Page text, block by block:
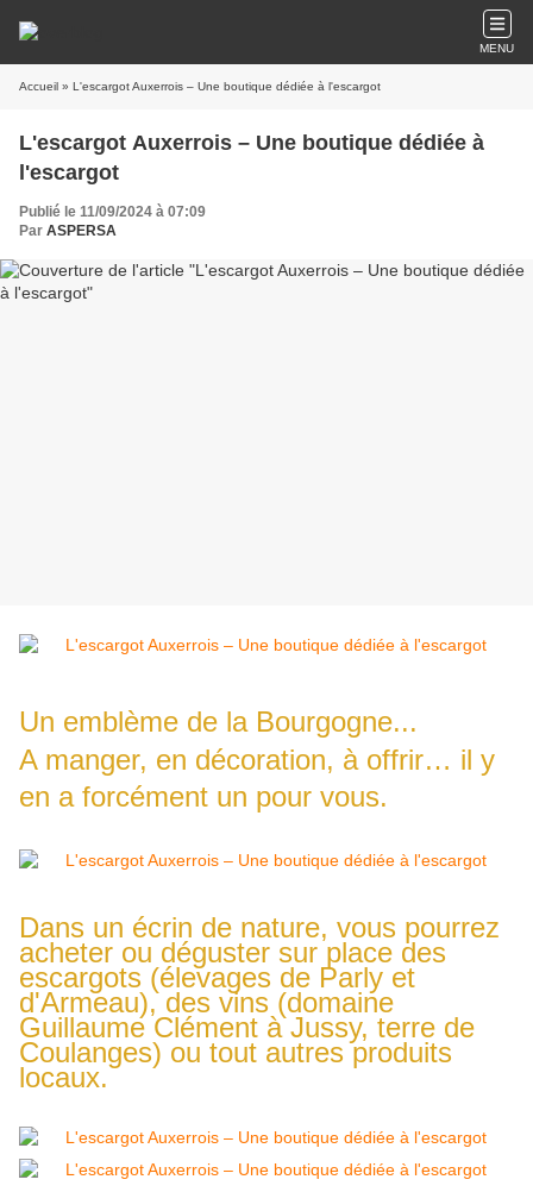
MENU
Accueil » L'escargot Auxerrois – Une boutique dédiée à l'escargot
L'escargot Auxerrois – Une boutique dédiée à
l'escargot
Publié le 11/09/2024 à 07:09
Par ASPERSA
Un emblème de la Bourgogne...
A manger, en décoration, à offrir… il y
en a forcément un pour vous.
Dans un écrin de nature, vous pourrez
acheter ou déguster sur place des
escargots (élevages de Parly et
d'Armeau), des vins (domaine
Guillaume Clément à Jussy, terre de
Coulanges) ou tout autres produits
locaux.